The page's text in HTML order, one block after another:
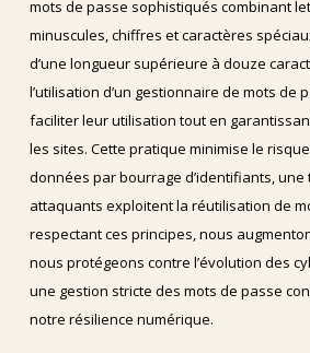
mots de passe sophistiqués combinant
minuscules, chiffres et caractères
d’une longueur supérieure à douze
l’utilisation d’un gestionnaire de mots de
faciliter leur utilisation tout en
les sites. Cette pratique minimise le
données par bourrage d’identifiants, une
attaquants exploitent la réutilisation de
respectant ces principes, nous
nous protégeons contre l’évolution des
une gestion stricte des mots de passe
notre résilience numérique.